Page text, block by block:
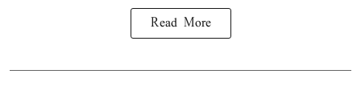
Read More